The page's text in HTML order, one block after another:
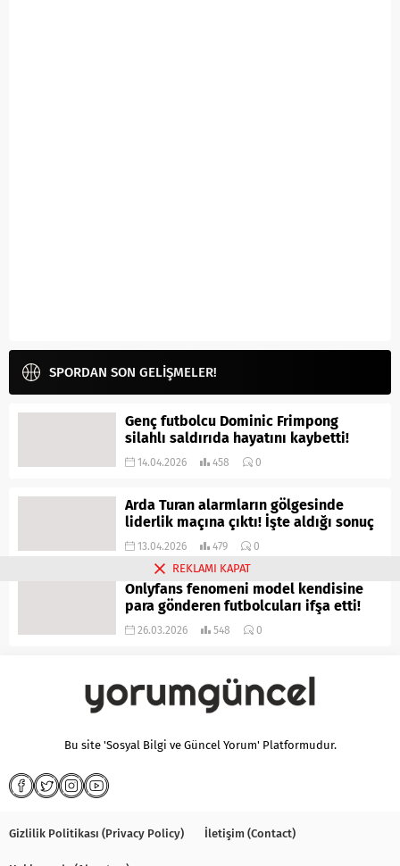
SPORDAN SON GELİŞMELER!
Genç futbolcu Dominic Frimpong
silahlı saldırıda hayatını kaybetti!
14.04.2026 458 0
Arda Turan alarmların gölgesinde
liderlik maçına çıktı! İşte aldığı sonuç
13.04.2026 479 0
Onlyfans fenomeni model kendisine
para gönderen futbolcuları ifşa etti!
26.03.2026 548 0
Bu site 'Sosyal Bilgi ve Güncel Yorum' Platformudur.
Gizlilik Politikası (Privacy Policy) İletişim (Contact)
REKLAMI KAPAT